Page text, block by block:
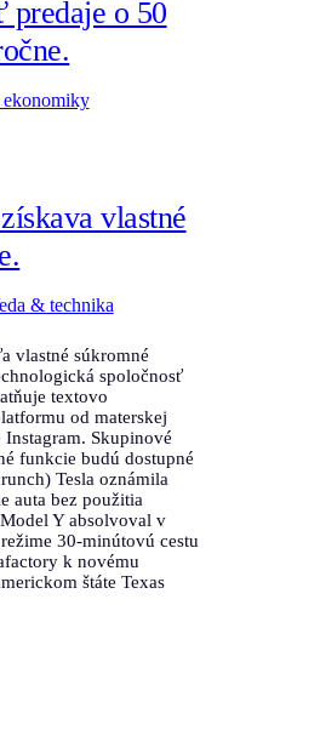
predaje o 50
vlastné
& technika
vlastné súkromné
spoločnosť
textovo
od materskej
Instagram. Skupinové
funkcie budú dostupné
Tesla oznámila
auta bez použitia
Y absolvoval v
30-minútovú cestu
k novému
štáte Texas